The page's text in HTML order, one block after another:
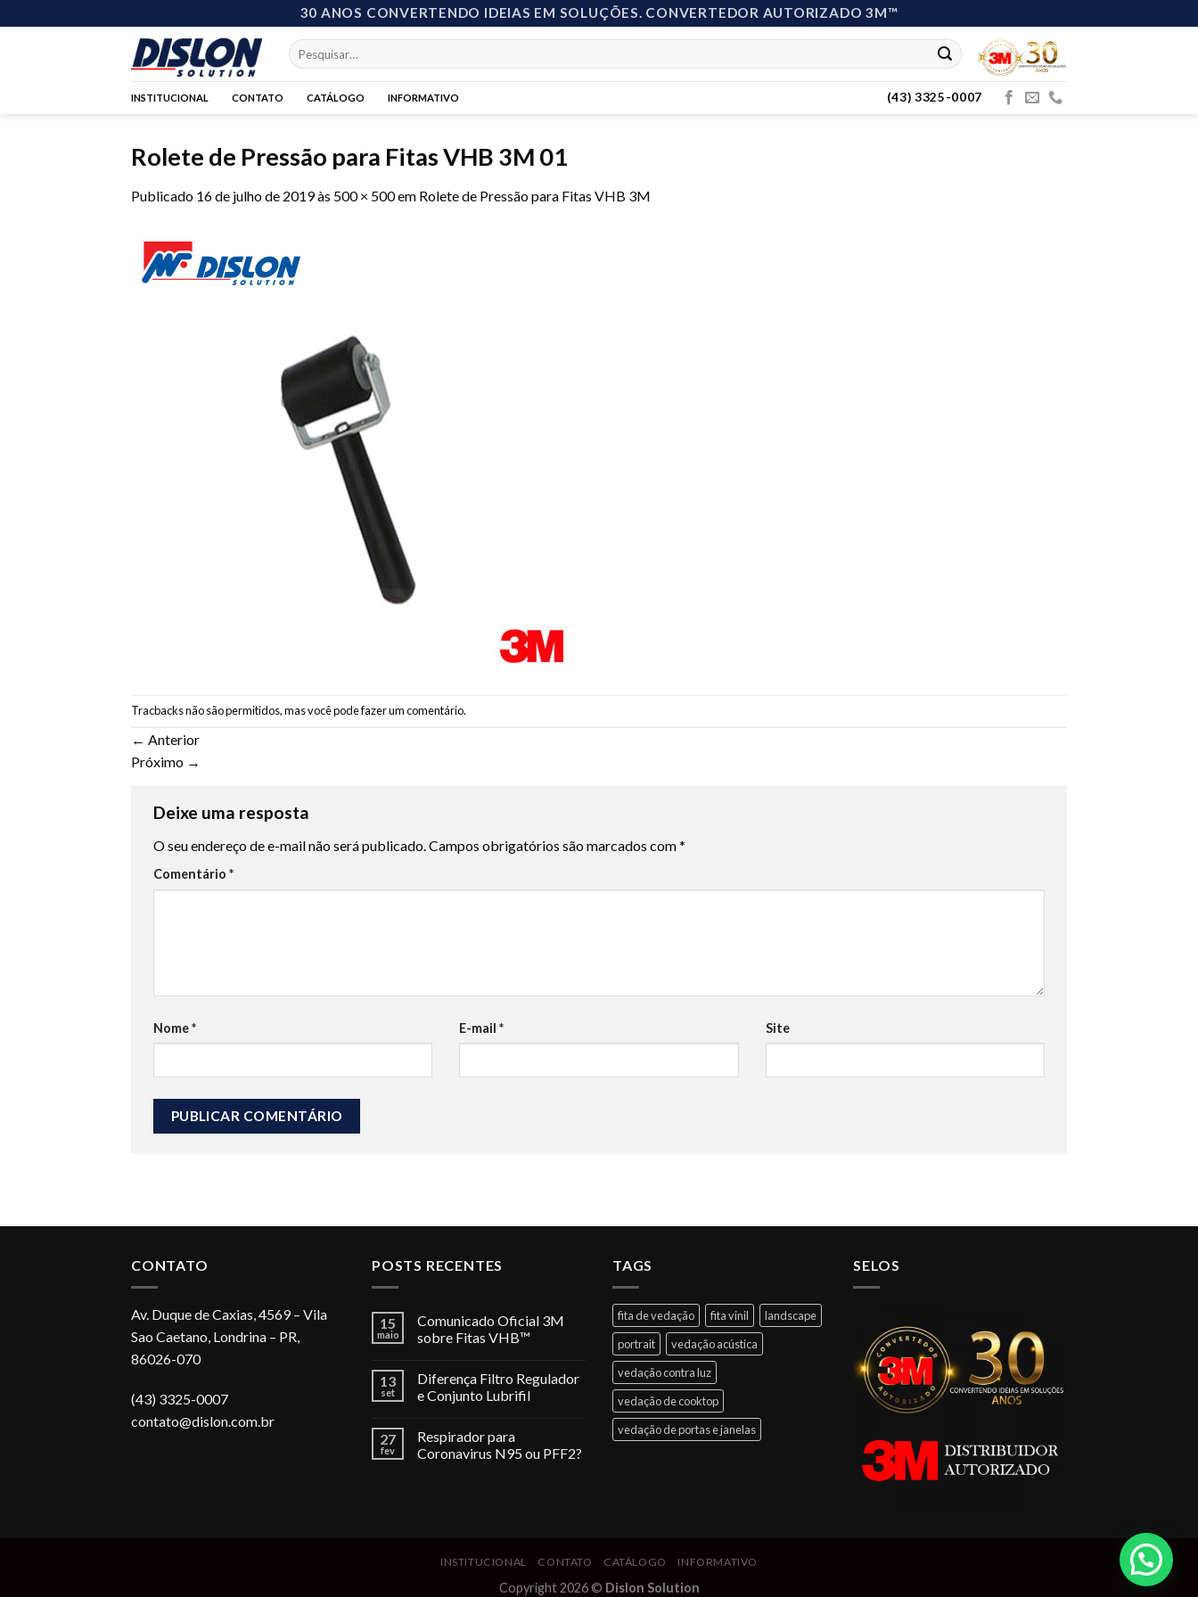
to
30 ANOS CONVERTENDO IDEIAS EM SOLUÇÕES. CONVERTEDOR AUTORIZADO 3M™
Pesquisar
por:
INSTITUCIONAL CONTATO CATÁLOGO INFORMATIVO (43) 3325-0007
Rolete de Pressão para Fitas VHB 3M 01
Publicado 16 de julho de 2019às 500 × 500em Rolete de Pressão para Fitas VHB 3M
Tracbacks não são permitidos, mas você podefazer um comentário.
← Anterior
Próximo →
Deixe uma resposta
O seu endereço de e-mail não será publicado.Campos obrigatórios são marcados com*
Comentário *
Nome* E-mail* Site
CONTATO
Av. Duque de Caxias, 4569 – Vila
Sao Caetano, Londrina – PR,
86026-070
(43) 3325-0007
contato@dislon.com.br
POSTS RECENTES
15
maio
Comunicado Oficial 3M
sobre Fitas VHB™
13
set
Diferença Filtro Regulador
e Conjunto Lubrifil
27
fev
Respirador para
Coronavirus N95 ou PFF2?
TAGS
fita de vedação fita vinil
landscape
portrait
vedação acústica
vedação contra luz
vedação de cooktop
vedação de portas e janelas
SELOS
INSTITUCIONAL CONTATO CATÁLOGO INFORMATIVO
Copyright 2026 © Dislon Solution